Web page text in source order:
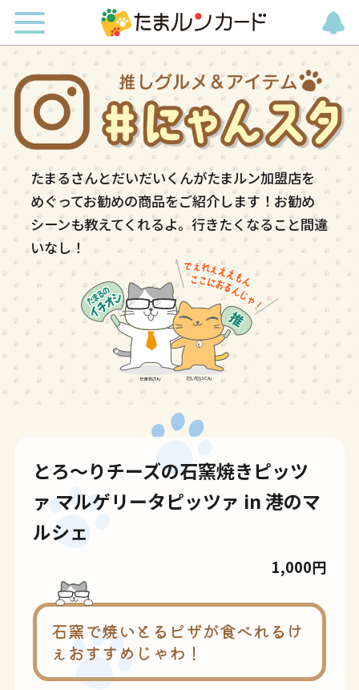
たまるさんとだいだいくんがたまルン加盟店を
めぐってお勧めの商品をご紹介します！お勧め
シーンも教えてくれるよ。行きたくなること間違
いなし！
とろ～りチーズの石窯焼きピッツ
ァ マルゲリータピッツァ in 港のマ
ルシェ
1,000円
石窯で焼いとるピザが食べれるけ
ぇおすすめじゃわ！